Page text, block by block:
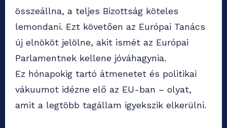
összeállna, a teljes Bizottság köteles
lemondani. Ezt követően az Európai Tanács
új elnököt jelölne, akit ismét az Európai
Parlamentnek kellene jóváhagynia.
Ez hónapokig tartó átmenetet és politikai
vákuumot idézne elő az EU-ban – olyat,
amit a legtöbb tagállam igyekszik elkerülni.